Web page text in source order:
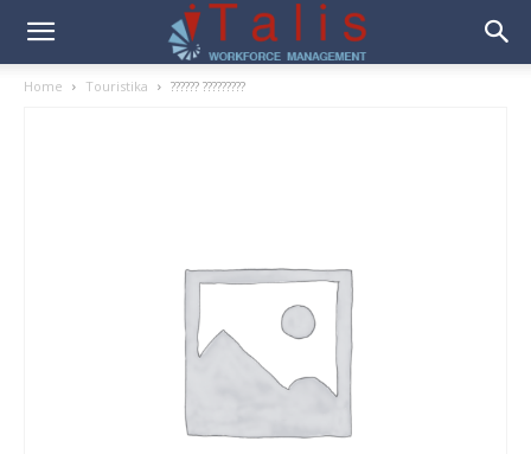
Home Touristika ?????? ?????????